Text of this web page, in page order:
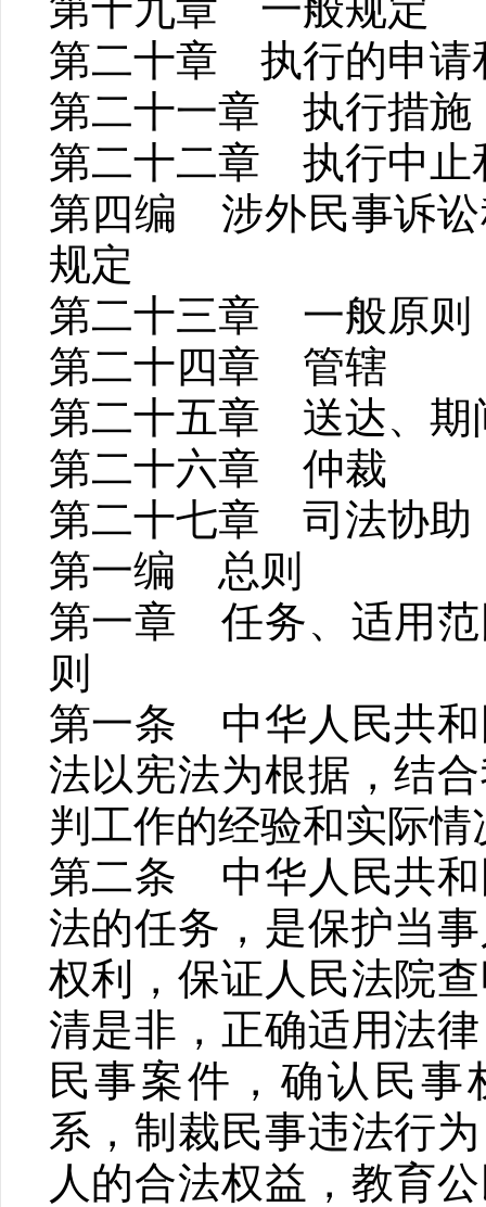
第二十章 执行的申请
第二十一章 执行措施
第二十二章 执行中止
第四编 涉外民事诉讼
规定
第二十三章 一般原则
第二十四章 管辖
第二十五章 送达、期
第二十六章 仲裁
第二十七章 司法协助
第一编 总则
第一章 任务、适用范
则
第一条 中华人民共和
法以宪法为根据，结
判工作的经验和实际情
第二条 中华人民共和
法的任务，是保护当
权利，保证人民法院
清是非，正确适用法
民事案件，确认民事
系，制裁民事违法行
人的合法权益，教育